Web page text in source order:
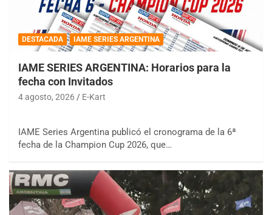
DESTACADA IAME SERIES ARGENTINA
IAME SERIES ARGENTINA: Horarios para la
fecha con Invitados
4 agosto, 2026 E-Kart
IAME Series Argentina publicó el cronograma de la 6ª
fecha de la Champion Cup 2026, que…